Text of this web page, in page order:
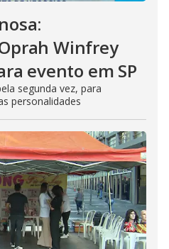
Winfrey
evento em SP
segunda vez, para
personalidades